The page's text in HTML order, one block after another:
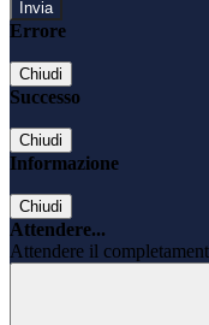
Errore
Chiudi
Successo
Chiudi
Informazione
Chiudi
Attendere...
Attendere il